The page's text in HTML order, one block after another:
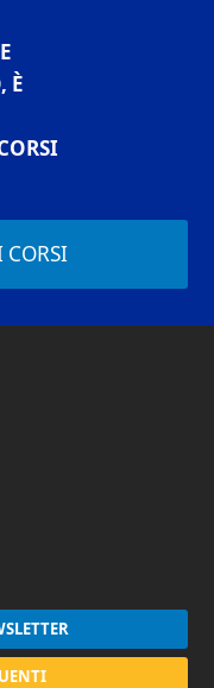
È
CORSI